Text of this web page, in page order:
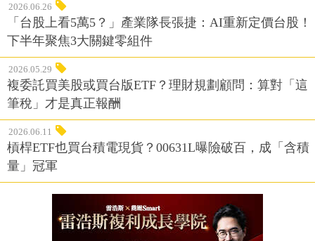
2026.06.26
「台股上看5萬5？」產業隊長張捷：AI重新定價台股！
下半年聚焦3大關鍵零組件
2026.05.29
複委託買美股或買台版ETF？理財規劃顧問：算對「這
筆稅」才是真正報酬
2026.06.11
槓桿ETF也買台積電現貨？00631L曝險破百，成「含積
量」冠軍